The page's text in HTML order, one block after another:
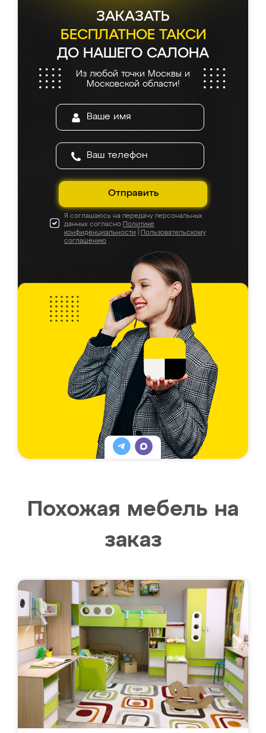
ЗАКАЗАТЬ
БЕСПЛАТНОЕ ТАКСИ
ДО НАШЕГО САЛОНА
Из любой точки Москвы и
Московской области!
Отправить
Я соглашаюсь на передачу персональных
данных согласно Политике
конфиденциальности
Пользовательскому
соглашению
Похожая мебель на
заказ